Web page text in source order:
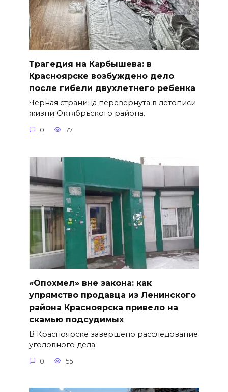
Трагедия на Карбышева: в
Красноярске возбуждено дело
после гибели двухлетнего ребенка
Черная страница перевернута в летописи
жизни Октябрьского района.
0 77
«Опохмел» вне закона: как
упрямство продавца из Ленинского
района Красноярска привело на
скамью подсудимых
В Красноярске завершено расследование
уголовного дела
0 55